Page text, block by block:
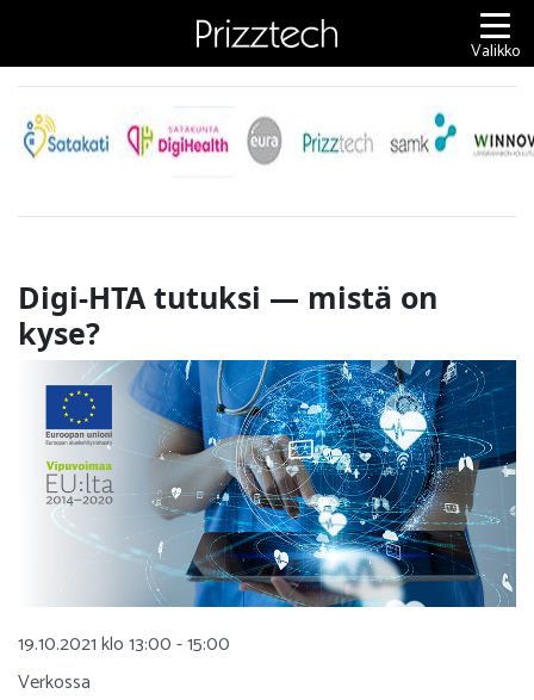
Valikko
Digi-HTA tutuksi — mistä on
kyse?
19.10.2021 klo 13:00 - 15:00
Verkossa